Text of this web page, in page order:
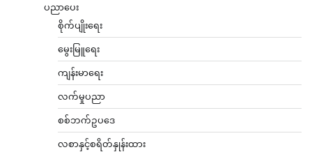
ပညာပေး
စိုက်ပျိုးရေး
မွေးမြူရေး
ကျန်းမာရေး
လက်မှုပညာ
စစ်ဘက်ဥပဒေ
လစာနှင့်စရိတ်နှုန်းထား